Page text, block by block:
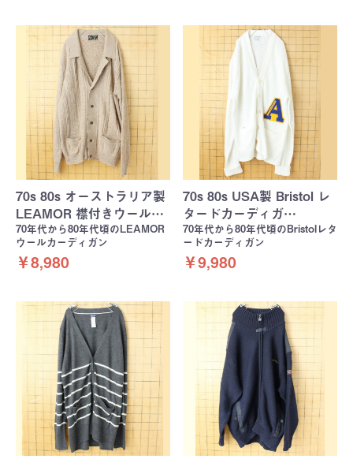
70s 80s オーストラリア製
LEAMOR 襟付きウール…
70年代から80年代頃のLEAMOR
ウールカーディガン
￥8,980
70s 80s USA製 Bristol レ
タードカーディガ…
70年代から80年代頃のBristolレタ
ードカーディガン
￥9,980